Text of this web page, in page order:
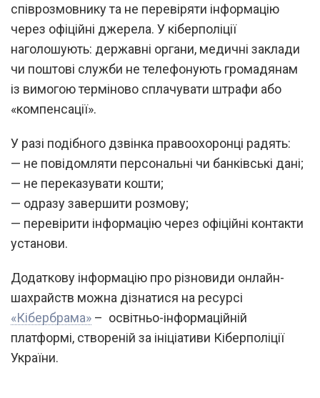
співрозмовнику та не перевіряти інформацію
через офіційні джерела. У кіберполіції
наголошують: державні органи, медичні заклади
чи поштові служби не телефонують громадянам
із вимогою терміново сплачувати штрафи або
«компенсації».
У разі подібного дзвінка правоохоронці радять:
— не повідомляти персональні чи банківські дані;
— не переказувати кошти;
— одразу завершити розмову;
— перевірити інформацію через офіційні контакти
установи.
Додаткову інформацію про різновиди онлайн-
шахрайств можна дізнатися на ресурсі
«Кібербрама» – освітньо-інформаційній
платформі, створеній за ініціативи Кіберполіції
України.